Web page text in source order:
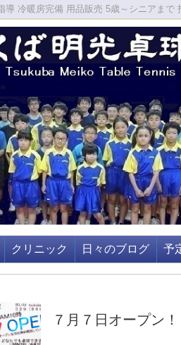
冷暖房完備 用品販売 5歳～シニアまで
クリニック 日々のブログ 予
７月７日オープン！